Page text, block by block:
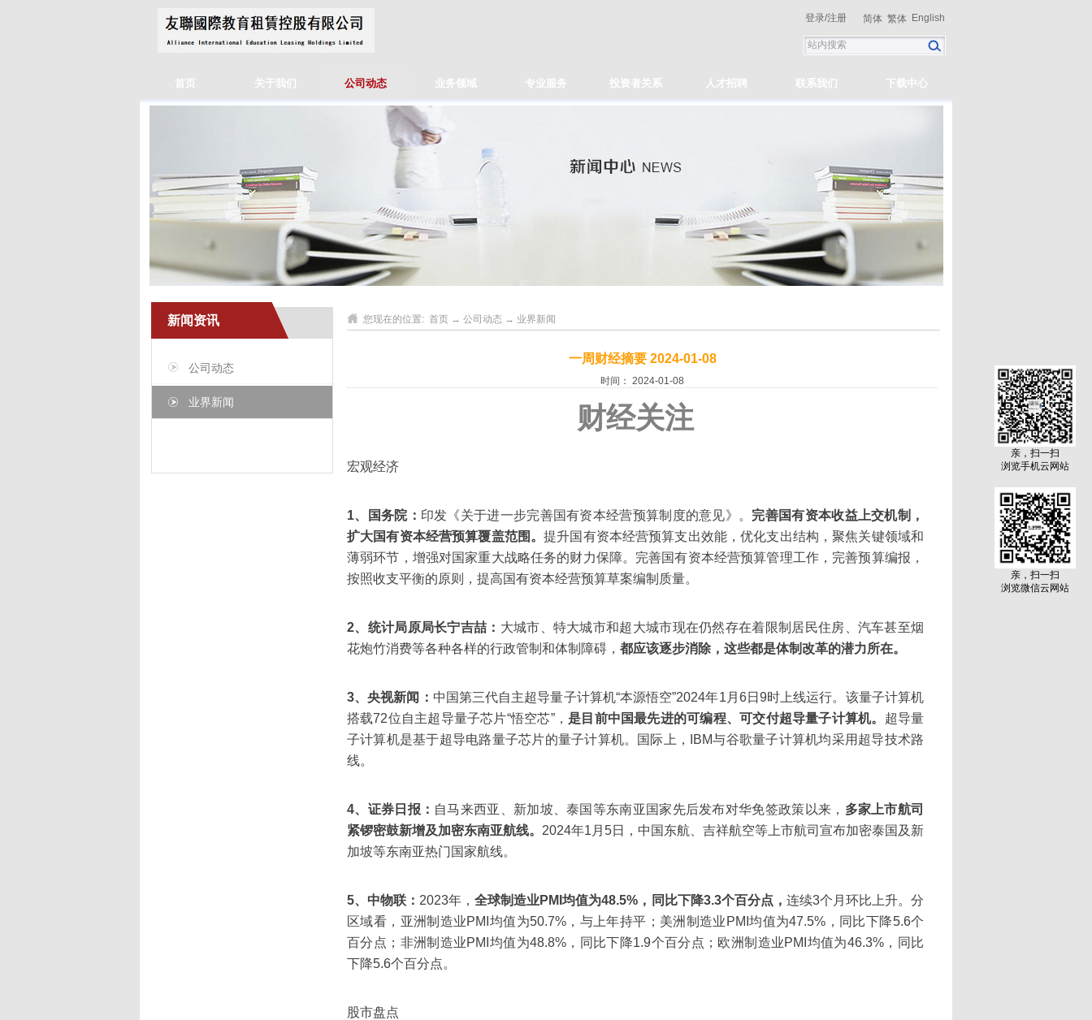
登录/注册 简体 繁体 English
首页 关于我们 公司动态 业务领域 专业服务 投资者关系 人才招聘 联系我们 下载中心
新闻资讯
公司动态
业界新闻
您现在的位置: 首页 → 公司动态 → 业界新闻
一周财经摘要 2024-01-08
时间： 2024-01-08
财经关注
宏观经济
1、国务院： 印发《关于进一步完善国有资本经营预算制度的意见》。 完善国有资本收益上交机制，
扩大国有资本经营预算覆盖范围。提升国有资本经营预算支出效能，优化支出结构，聚焦关键领域和
薄弱环节，增强对国家重大战略任务的财力保障。完善国有资本经营预算管理工作，完善预算编报，
按照收支平衡的原则，提高国有资本经营预算草案编制质量。
2、统计局原局长宁吉喆： 大城市、特大城市和超大城市现在仍然存在着限制居民住房、汽车甚至烟
花炮竹消费等各种各样的行政管制和体制障碍， 都应该逐步消除，这些都是体制改革的潜力所在。
3、央视新闻： 中国第三代自主超导量子计算机“本源悟空”2024年1月6日9时上线运行。该量子计算机
搭载72位自主超导量子芯片“悟空芯”，是目前中国最先进的可编程、可交付超导量子计算机。 超导量
子计算机是基于超导电路量子芯片的量子计算机。国际上，IBM与谷歌量子计算机均采用超导技术路
线。
4、证券日报： 自马来西亚、新加坡、泰国等东南亚国家先后发布对华免签政策以来， 多家上市航司
紧锣密鼓新增及加密东南亚航线。 2024年1月5日，中国东航、吉祥航空等上市航司宣布加密泰国及新
加坡等东南亚热门国家航线。
5、中物联： 2023年，全球制造业PMI均值为48.5%，同比下降3.3个百分点， 连续3个月环比上升。分
区域看，亚洲制造业PMI均值为50.7%，与上年持平；美洲制造业PMI均值为47.5%，同比下降5.6个
百分点；非洲制造业PMI均值为48.8%，同比下降1.9个百分点；欧洲制造业PMI均值为46.3%，同比
下降5.6个百分点。
股市盘点
亲，扫一扫
浏览手机云网站
亲，扫一扫
浏览微信云网站